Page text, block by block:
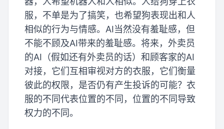
服，不单是为了搞笑，也希望狗表现出和人
相似的行为与情感。AI当然没有羞耻感，但
不能不顾及AI带来的羞耻感。将来，外卖员
的AI（假如还有外卖员的话）和顾客家的AI
对接，它们互相审视对方的衣服，它们衡量
彼此的权限，是否仍有产生投诉的可能？衣
服的不同代表位置的不同，位置的不同导致
权力的不同。